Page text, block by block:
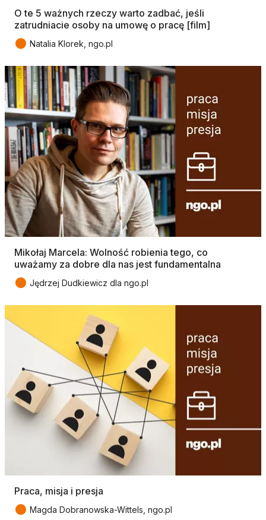
O te 5 ważnych rzeczy warto zadbać, jeśli
zatrudniacie osoby na umowę o pracę [film]
● Natalia Klorek, ngo.pl
Mikołaj Marcela: Wolność robienia tego, co
uważamy za dobre dla nas jest fundamentalna
● Jędrzej Dudkiewicz dla ngo.pl
Praca, misja i presja
● Magda Dobranowska-Wittels, ngo.pl